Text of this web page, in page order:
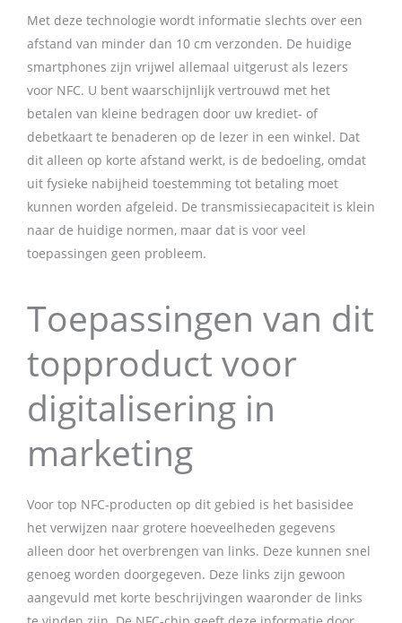
Met deze technologie wordt informatie slechts over een
afstand van minder dan 10 cm verzonden. De huidige
smartphones zijn vrijwel allemaal uitgerust als lezers
voor NFC. U bent waarschijnlijk vertrouwd met het
betalen van kleine bedragen door uw krediet- of
debetkaart te benaderen op de lezer in een winkel. Dat
dit alleen op korte afstand werkt, is de bedoeling, omdat
uit fysieke nabijheid toestemming tot betaling moet
kunnen worden afgeleid. De transmissiecapaciteit is klein
naar de huidige normen, maar dat is voor veel
toepassingen geen probleem.
Toepassingen van dit
topproduct voor
digitalisering in
marketing
Voor top NFC-producten op dit gebied is het basisidee
het verwijzen naar grotere hoeveelheden gegevens
alleen door het overbrengen van links. Deze kunnen snel
genoeg worden doorgegeven. Deze links zijn gewoon
aangevuld met korte beschrijvingen waaronder de links